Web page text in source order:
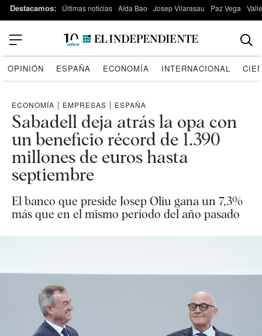
Destacamos: Últimas noticias Aída Bao Josep Vilarasau Paz Vega
OPINIÓN ESPAÑA ECONOMÍA INTERNACIONAL
ECONOMÍA | EMPRESAS | ESPAÑA
Sabadell deja atrás la opa con
un beneficio récord de 1.390
millones de euros hasta
septiembre
El banco que preside Josep Oliu gana un 7,3%
más que en el mismo período del año pasado